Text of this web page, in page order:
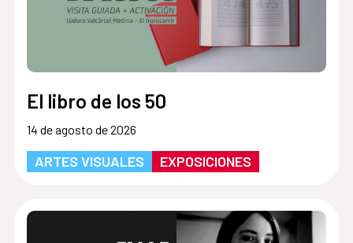
El libro de los 50
14 de agosto de 2026
ARTES VISUALES EXPOSICIONES